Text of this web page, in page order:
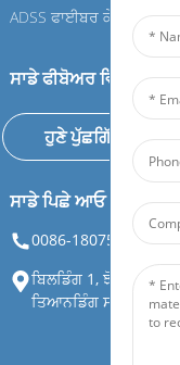
ADSS ਫਾਈਬਰ ਕੇਬਲ
ਸਾਡੇ ਫੀਬੋਅਰ ਵਿੱਚ ਸ਼ਾਮਲ
ਹੁਣੇ ਪੁੱਛਗਿੱਛ ਕਰੋ
ਸਾਡੇ ਪਿਛੇ ਆਓ
0086-18075108880
ਬਿਲਡਿੰਗ 1,
ਤਿਆਨਡਿੰਗ ਸਟ੍ਰੀਟ, ਯੂਏਲੂ